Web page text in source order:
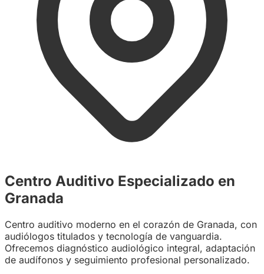
Centro Auditivo Especializado en
Granada
Centro auditivo moderno en el corazón de Granada, con
audiólogos titulados y tecnología de vanguardia.
Ofrecemos diagnóstico audiológico integral, adaptación
de audífonos y seguimiento profesional personalizado.